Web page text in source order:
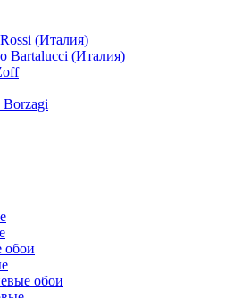
(Италия)
Bartalucci (Италия)
Borzagi
обои
обои